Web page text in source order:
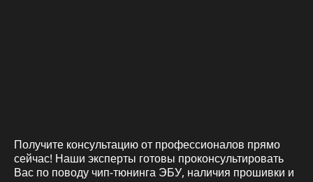
Получите консультацию от профессионалов прямо
сейчас! Наши эксперты готовы проконсультировать
Вас по поводу чип-тюнинга ЭБУ, наличия прошивки и